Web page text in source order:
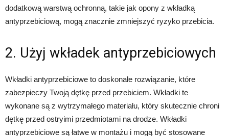
dodatkową warstwą ochronną, takie jak opony z wkładką
antyprzebiciową, mogą znacznie zmniejszyć ryzyko przebicia.
2. Użyj wkładek antyprzebiciowych
Wkładki antyprzebiciowe to doskonałe rozwiązanie, które
zabezpieczy Twoją dętkę przed przebiciem. Wkładki te
wykonane są z wytrzymałego materiału, który skutecznie chroni
dętkę przed ostryimi przedmiotami na drodze. Wkładki
antyprzebiciowe są łatwe w montażu i mogą być stosowane